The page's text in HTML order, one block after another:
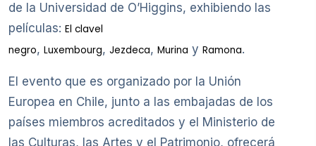
de la Universidad de O’Higgins, exhibiendo las
películas: El clavel
negro, Luxembourg, Jezdeca, Murina y Ramona.
El evento que es organizado por la Unión
Europea en Chile, junto a las embajadas de los
países miembros acreditados y el Ministerio de
las Culturas, las Artes y el Patrimonio, ofrecerá